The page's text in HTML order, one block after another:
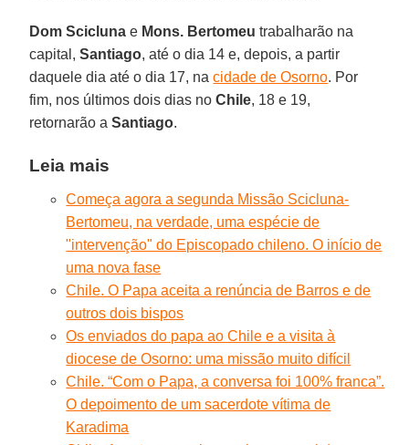
Dom Scicluna e Mons. Bertomeu trabalharão na
capital,Santiago, até o dia 14 e, depois, a partir
daquele dia até o dia 17, nacidade de Osorno. Por
fim, nos últimos dois dias noChile, 18 e 19,
retornarão aSantiago.
Leia mais
Começa agora a segunda Missão Scicluna-
Bertomeu, na verdade, uma espécie de
"intervenção" do Episcopado chileno. O início de
uma nova fase
Chile. O Papa aceita a renúncia de Barros e de
outros dois bispos
Os enviados do papa ao Chile e a visita à
diocese de Osorno: uma missão muito difícil
Chile. “Com o Papa, a conversa foi 100% franca”.
O depoimento de um sacerdote vítima de
Karadima